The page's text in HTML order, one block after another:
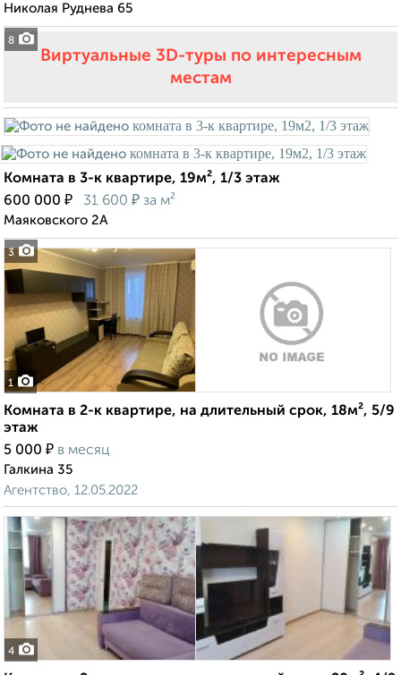
8
Николая Руднева 65
Виртуальные 3D-туры по интересным
местам
3
Комната в 3-к квартире, 19м², 1/3 этаж
600 000 ₽ 31 600 ₽ за м²
Маяковского 2А
1
Комната в 2-к квартире, на длительный срок, 18м², 5/9
этаж
5 000 ₽ в месяц
Галкина 35
Агентство, 12.05.2022
4